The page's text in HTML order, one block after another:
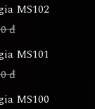
MS102
đ
MS101
đ
MS100